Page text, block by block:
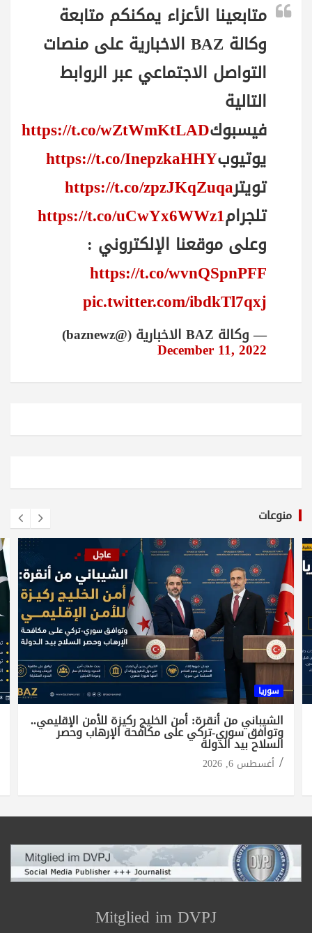
متابعينا الأعزاء يمكنكم متابعة
وكالة BAZ الاخبارية على منصات
التواصل الاجتماعي عبر الروابط
التالية
فيسبوكhttps://t.co/wZtWmKtLAD
يوتيوبhttps://t.co/InepzkaHHY
تويترhttps://t.co/zpzJKqZuqa
تلجرامhttps://t.co/uCwYx6WWz1
وعلى موقعنا الإلكتروني :
https://t.co/wvnQSpnPFF
pic.twitter.com/ibdkTl7qxj
— وكالة BAZ الاخبارية (@baznewz)
December 11, 2022
منوعات
سوريا
الشيباني من أنقرة: أمن الخليج ركيزة للأمن الإقليمي..
وتوافق سوري-تركي على مكافحة الإرهاب وحصر
السلاح بيد الدولة
أغسطس 6, 2026
Mitglied im DVPJ